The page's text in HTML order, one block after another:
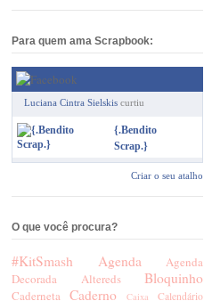
Para quem ama Scrapbook:
Luciana Cintra Sielskis curtiu
{.Bendito
Scrap.}
Criar o seu atalho
O que você procura?
#KitSmash Agenda
Agenda
Decorada
Altereds Bloquinho
Caderneta Caderno Caixa Calendário